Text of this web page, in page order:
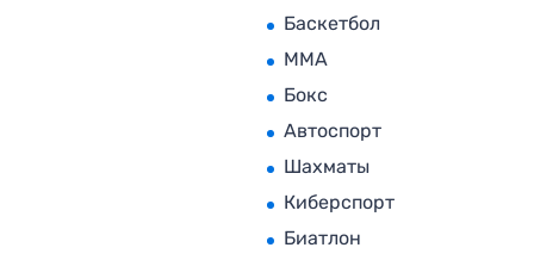
Баскетбол
MMA
Бокс
Автоспорт
Шахматы
Киберспорт
Биатлон